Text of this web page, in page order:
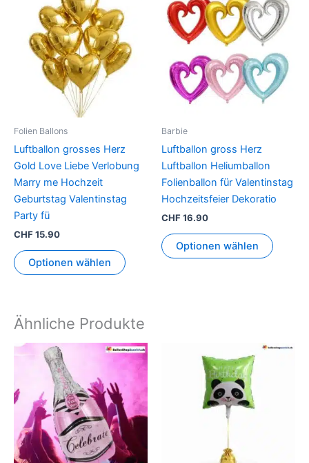
Folien Ballons
Luftballon grosses Herz
Gold Love Liebe Verlobung
Marry me Hochzeit
Geburtstag Valentinstag
Party fü
CHF15.90
Optionen wählen
Barbie
Luftballon gross Herz
Luftballon Heliumballon
Folienballon für Valentinstag
Hochzeitsfeier Dekoratio
CHF16.90
Optionen wählen
Produkt
weist
auf.
Die
gewählt
werden
Ähnliche Produkte